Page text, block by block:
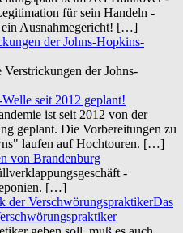
für sein Handeln -
Ausnahmegericht! […]
der Johns-Hopkins-
der Johns-
seit 2012 geplant!
ist seit 2012 von der
geplant. Die Vorbereitungen zu
laufen auf Hochtouren. […]
von Brandenburg
-
[…]
Das